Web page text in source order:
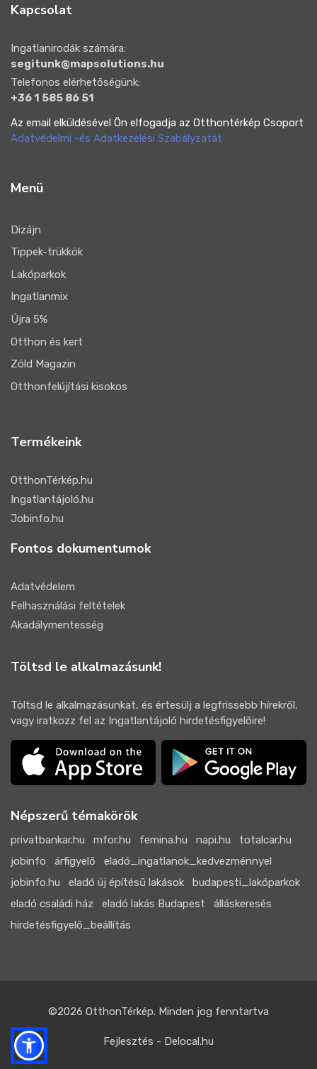
Kapcsolat
Ingatlanirodák számára:
segitunk@mapsolutions.hu
Telefonos elérhetőségünk:
+36 1 585 86 51
Az email elküldésével Ön elfogadja az Otthontérkép Csoport
Adatvédelmi -és Adatkezelési Szabályzatát
Menü
Dizájn
Tippek-trükkök
Lakóparkok
Ingatlanmix
Újra 5%
Otthon és kert
Zöld Magazin
Otthonfelújítási kisokos
Termékeink
OtthonTérkép.hu
Ingatlantájoló.hu
Jobinfo.hu
Fontos dokumentumok
Adatvédelem
Felhasználási feltételek
Akadálymentesség
Töltsd le alkalmazásunk!
Töltsd le alkalmazásunkat, és értesülj a legfrissebb hírekről,
vagy iratkozz fel az Ingatlantájoló hirdetésfigyelőire!
Népszerű témakörök
privatbankar.hu mfor.hu femina.hu napi.hu
totalcar.hu
jobinfo
árfigyelő
eladó_ingatlanok_kedvezménnyel
jobinfo.hu
eladó új építésű lakások
budapesti_lakóparkok
eladó családi ház
eladó lakás Budapest
álláskeresés
hirdetésfigyelő_beállítás
©2026 OtthonTérkép. Minden jog fenntartva
Fejlesztés - Delocal.hu